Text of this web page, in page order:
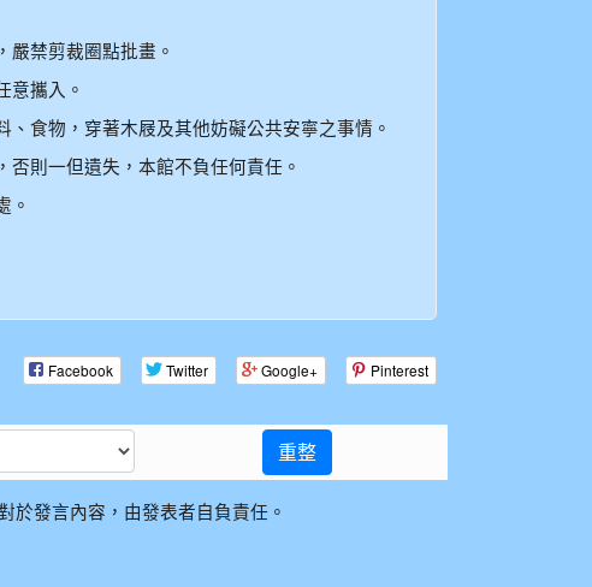
禁剪裁圈點批畫。
意攜入。
食物，穿著木屐及其他妨礙公共安寧之事情。
則一但遺失，本館不負任何責任。
。
Facebook Twitter Google+ Pinterest
重整
於發言內容，由發表者自負責任。